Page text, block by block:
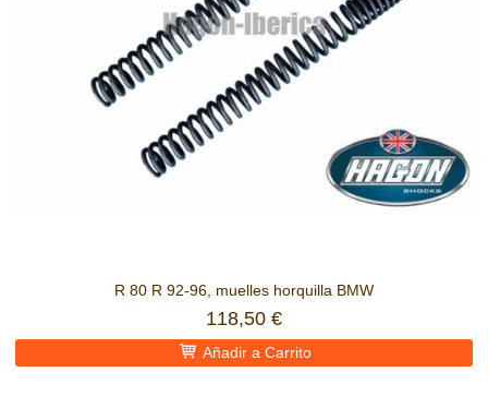
R 80 R 92-96, muelles horquilla BMW
118,50 €
Añadir a Carrito